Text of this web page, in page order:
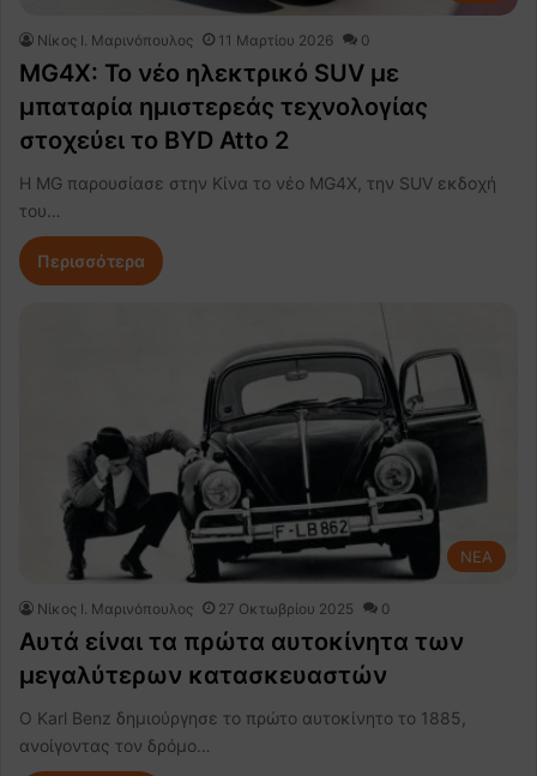
Nίκος Ι. Mαρινόπουλος 11 Μαρτίου 2026 0
MG4X: Το νέο ηλεκτρικό SUV με
μπαταρία ημιστερεάς τεχνολογίας
στοχεύει το BYD Atto 2
Η MG παρουσίασε στην Κίνα το νέο MG4X, την SUV εκδοχή
του…
Περισσότερα
NEA
Nίκος Ι. Mαρινόπουλος 27 Οκτωβρίου 2025 0
Αυτά είναι τα πρώτα αυτοκίνητα των
μεγαλύτερων κατασκευαστών
Ο Karl Benz δημιούργησε το πρώτο αυτοκίνητο το 1885,
ανοίγοντας τον δρόμο…